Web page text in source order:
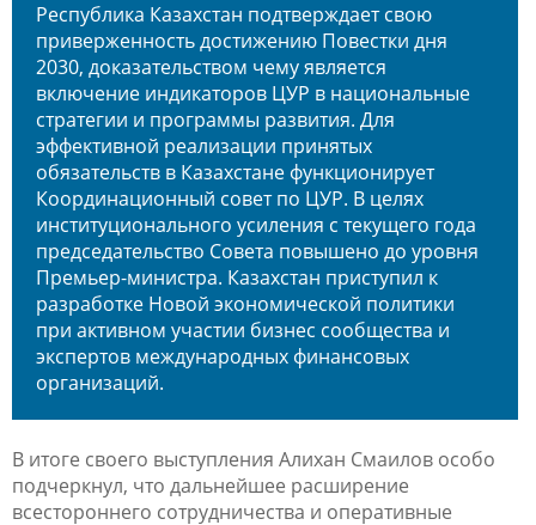
Республика Казахстан подтверждает свою
приверженность достижению Повестки дня
2030, доказательством чему является
включение индикаторов ЦУР в национальные
стратегии и программы развития. Для
эффективной реализации принятых
обязательств в Казахстане функционирует
Координационный совет по ЦУР. В целях
институционального усиления с текущего года
председательство Совета повышено до уровня
Премьер-министра. Казахстан приступил к
разработке Новой экономической политики
при активном участии бизнес сообщества и
экспертов международных финансовых
организаций.
В итоге своего выступления Алихан Смаилов особо
подчеркнул, что дальнейшее расширение
всестороннего сотрудничества и оперативные